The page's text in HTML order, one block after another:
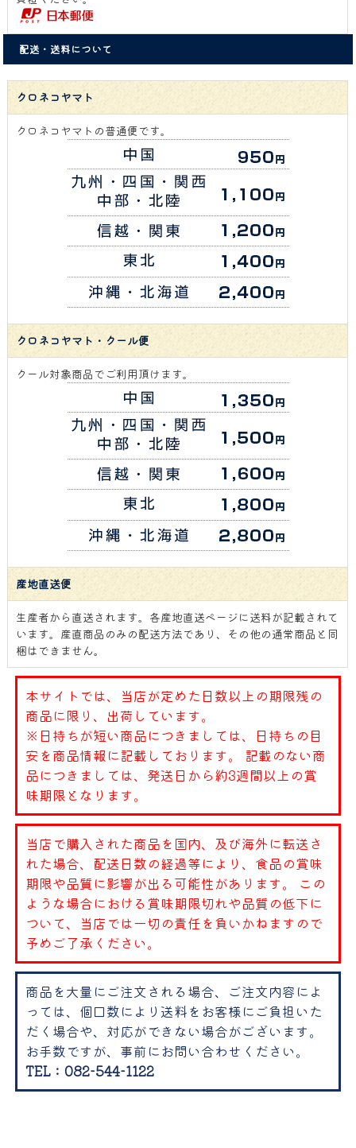
配送・送料について
クロネコヤマト
クロネコヤマトの普通便です。
クロネコヤマト・クール便
クール対象商品でご利用頂けます。
産地直送便
生産者から直送されます。各産地直送ページに送料が記載されて
います。産直商品のみの配送方法であり、その他の通常商品と同
梱はできません。
本サイトでは、当店が定めた日数以上の期限残の
商品に限り、出荷しています。
※日持ちが短い商品につきましては、日持ちの目
安を商品情報に記載しております。 記載のない商
品につきましては、発送日から約3週間以上の賞
味期限となります。
当店で購入された商品を国内、及び海外に転送さ
れた場合、配送日数の経過等により、食品の賞味
期限や品質に影響が出る可能性があります。 この
ような場合における賞味期限切れや品質の低下に
ついて、当店では一切の責任を負いかねますので
予めご了承ください。
商品を大量にご注文される場合、ご注文内容によ
っては、個口数により送料をお客様にご負担いた
だく場合や、対応ができない場合がございます。
お手数ですが、事前にお問い合わせください。
TEL：082-544-1122